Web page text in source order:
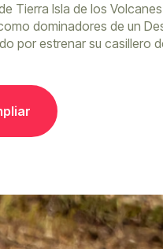
Tierra Isla de los
dominadores de un
por estrenar su casillero